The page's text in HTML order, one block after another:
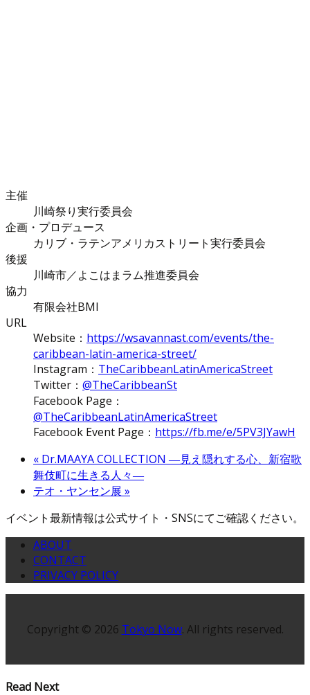
主催
川崎祭り実行委員会
企画・プロデュース
カリブ・ラテンアメリカストリート実行委員会
後援
川崎市／よこはまラム推進委員会
協力
有限会社BMI
URL
Website： https://wsavannast.com/events/the-
caribbean-latin-america-street/
Instagram： TheCaribbeanLatinAmericaStreet
Twitter： @TheCaribbeanSt
Facebook Page：
@TheCaribbeanLatinAmericaStreet
Facebook Event Page： https://fb.me/e/5PV3JYawH
« Dr.MAAYA COLLECTION ―見え隠れする心、新宿歌
舞伎町に生きる人々―
テオ・ヤンセン展 »
イベント最新情報は公式サイト・SNSにてご確認ください。
ABOUT
CONTACT
PRIVACY POLICY
Copyright © 2026 Tokyo Now. All rights reserved.
Read Next